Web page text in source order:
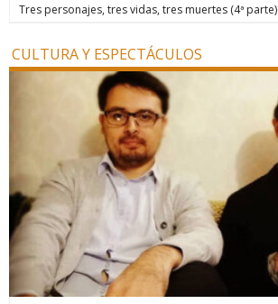
Tres personajes, tres vidas, tres muertes (4ª parte)
CULTURA Y ESPECTÁCULOS